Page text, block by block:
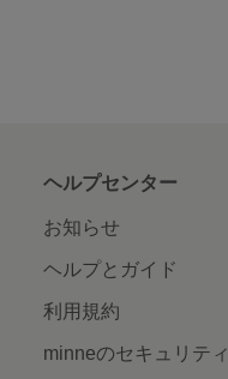
ヘルプセンター
お知らせ
ヘルプとガイド
利用規約
minneのセキュリティ